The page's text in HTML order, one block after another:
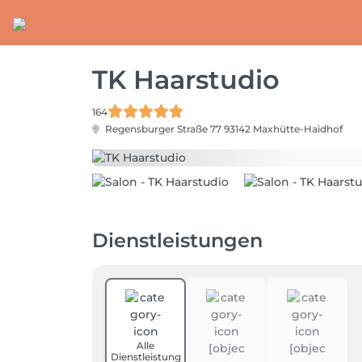
TK Haarstudio
164
Regensburger Straße 77 93142 Maxhütte-Haidhof
Dienstleistungen
Alle
Dienstleistung